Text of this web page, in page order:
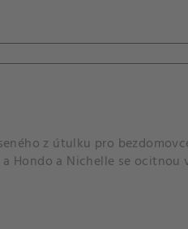
z útulku pro
Hondo a Nichelle se ocitnou